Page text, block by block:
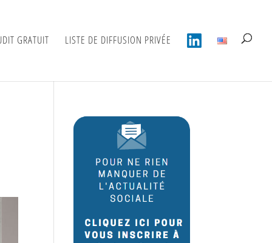
GRATUIT LISTE DE DIFFUSION PRIVÉE